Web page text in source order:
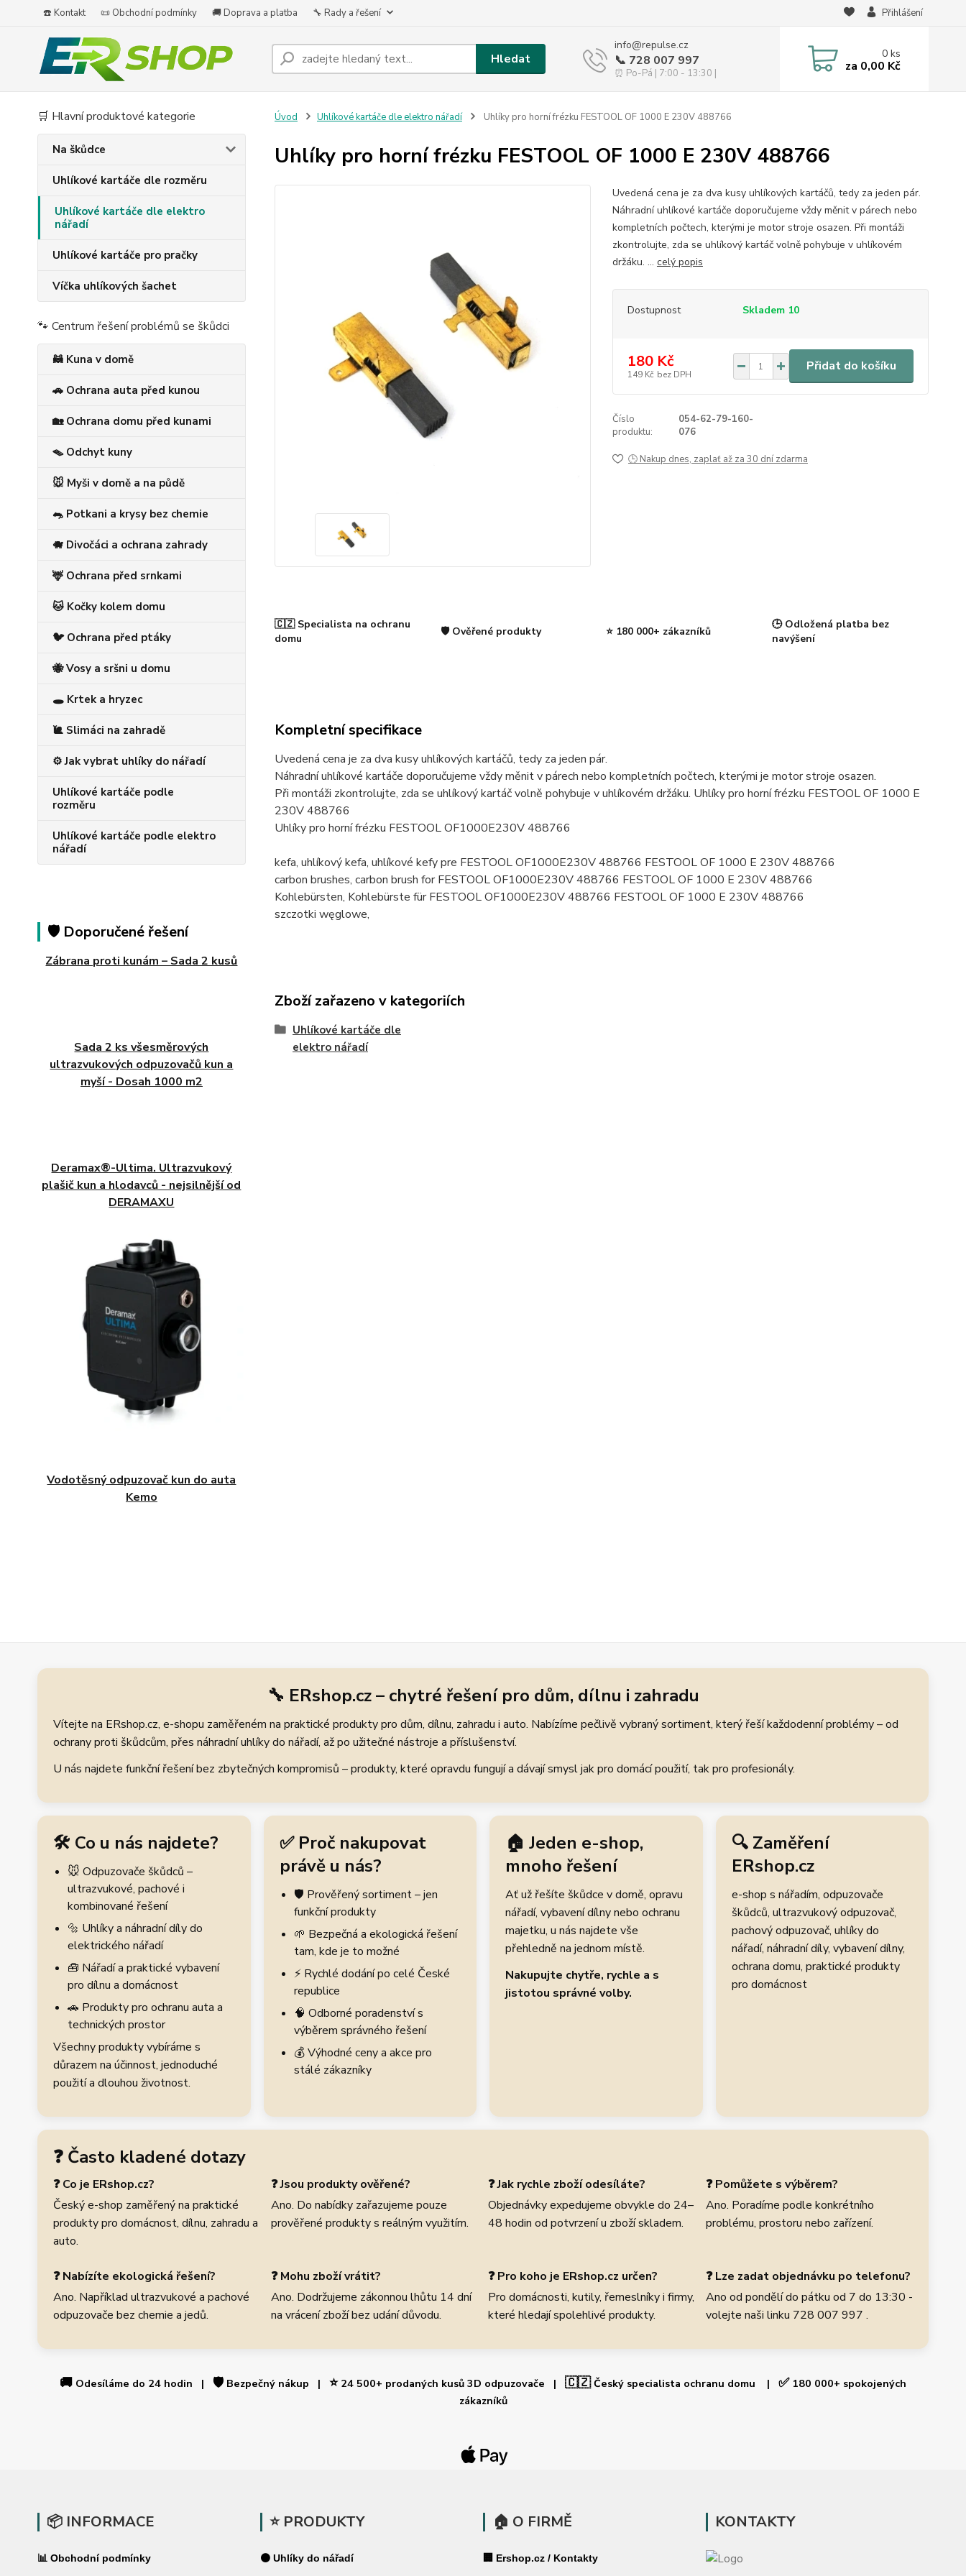
☎️ Kontakt 📜 Obchodní podmínky 🚚 Doprava a platba 🔧 Rady a řešení Přihlášení
Hledat
info@repulse.cz
📞 728 007 997
⏰ Po-Pá | 7:00 - 13:30 |
0ks
za 0,00 Kč
🛒 Hlavní produktové kategorie
Na škůdce
Uhlíkové kartáče dle rozměru
Uhlíkové kartáče dle elektro
nářadí
Uhlíkové kartáče pro pračky
Víčka uhlíkových šachet
🐾 Centrum řešení problémů se škůdci
🦝 Kuna v domě
🚗 Ochrana auta před kunou
🏡 Ochrana domu před kunami
🪤 Odchyt kuny
🐭 Myši v domě a na půdě
🐀 Potkani a krysy bez chemie
🐗 Divočáci a ochrana zahrady
🦌 Ochrana před srnkami
🐱 Kočky kolem domu
🐦 Ochrana před ptáky
🐝 Vosy a sršni u domu
🕳️ Krtek a hryzec
🐌 Slimáci na zahradě
⚙️ Jak vybrat uhlíky do nářadí
Uhlíkové kartáče podle
rozměru
Uhlíkové kartáče podle elektro
nářadí
🛡️ Doporučené řešení
Zábrana proti kunám – Sada 2 kusů
Sada 2 ks všesměrových
ultrazvukových odpuzovačů kun a
myší - Dosah 1000 m2
Deramax®-Ultima. Ultrazvukový
plašič kun a hlodavců - nejsilnější od
DERAMAXU
Vodotěsný odpuzovač kun do auta
Kemo
Úvod Uhlíkové kartáče dle elektro nářadí Uhlíky pro horní frézku FESTOOL OF 1000 E 230V 488766
Uhlíky pro horní frézku FESTOOL OF 1000 E 230V 488766
Uvedená cena je za dva kusy uhlíkových kartáčů, tedy za jeden pár.
Náhradní uhlíkové kartáče doporučujeme vždy měnit v párech nebo
kompletních počtech, kterými je motor stroje osazen. Při montáži
zkontrolujte, zda se uhlíkový kartáč volně pohybuje v uhlíkovém
držáku. ... celý popis
Dostupnost Skladem 10
180 Kč
149 Kč bez DPH
Přidat do košíku
Číslo
produktu:
054-62-79-160-
076
🕒 Nakup dnes, zaplať až za 30 dní zdarma
🇨🇿 Specialista na ochranu
domu
🛡️ Ověřené produkty ⭐ 180 000+ zákazníků
🕒 Odložená platba bez
navýšení
Kompletní specifikace
Uvedená cena je za dva kusy uhlíkových kartáčů, tedy za jeden pár.
Náhradní uhlíkové kartáče doporučujeme vždy měnit v párech nebo kompletních počtech, kterými je motor stroje osazen.
Při montáži zkontrolujte, zda se uhlíkový kartáč volně pohybuje v uhlíkovém držáku. Uhlíky pro horní frézku FESTOOL OF 1000 E
230V 488766
Uhlíky pro horní frézku FESTOOL OF1000E230V 488766
kefa, uhlíkový kefa, uhlíkové kefy pre FESTOOL OF1000E230V 488766 FESTOOL OF 1000 E 230V 488766
carbon brushes, carbon brush for FESTOOL OF1000E230V 488766 FESTOOL OF 1000 E 230V 488766
Kohlebürsten, Kohlebürste für FESTOOL OF1000E230V 488766 FESTOOL OF 1000 E 230V 488766
szczotki węglowe,
Zboží zařazeno v kategoriích
Uhlíkové kartáče dle
elektro nářadí
🔧 ERshop.cz – chytré řešení pro dům, dílnu i zahradu
Vítejte na ERshop.cz, e-shopu zaměřeném na praktické produkty pro dům, dílnu, zahradu i auto. Nabízíme pečlivě vybraný sortiment, který řeší každodenní problémy – od
ochrany proti škůdcům, přes náhradní uhlíky do nářadí, až po užitečné nástroje a příslušenství.
U nás najdete funkční řešení bez zbytečných kompromisů – produkty, které opravdu fungují a dávají smysl jak pro domácí použití, tak pro profesionály.
🛠️ Co u nás najdete?
🐭 Odpuzovače škůdců –
ultrazvukové, pachové i
kombinované řešení
🔩 Uhlíky a náhradní díly do
elektrického nářadí
🧰 Nářadí a praktické vybavení
pro dílnu a domácnost
🚗 Produkty pro ochranu auta a
technických prostor
Všechny produkty vybíráme s
důrazem na účinnost, jednoduché
použití a dlouhou životnost.
✅ Proč nakupovat
právě u nás?
🛡️ Prověřený sortiment – jen
funkční produkty
🌱 Bezpečná a ekologická řešení
tam, kde je to možné
⚡ Rychlé dodání po celé České
republice
🧠 Odborné poradenství s
výběrem správného řešení
💰 Výhodné ceny a akce pro
stálé zákazníky
🏠 Jeden e-shop,
mnoho řešení
Ať už řešíte škůdce v domě, opravu
nářadí, vybavení dílny nebo ochranu
majetku, u nás najdete vše
přehledně na jednom místě.
Nakupujte chytře, rychle a s
jistotou správné volby.
🔍 Zaměření
ERshop.cz
e-shop s nářadím, odpuzovače
škůdců, ultrazvukový odpuzovač,
pachový odpuzovač, uhlíky do
nářadí, náhradní díly, vybavení dílny,
ochrana domu, praktické produkty
pro domácnost
❓ Často kladené dotazy
❓ Co je ERshop.cz?
Český e-shop zaměřený na praktické
produkty pro domácnost, dílnu, zahradu a
auto.
❓ Jsou produkty ověřené?
Ano. Do nabídky zařazujeme pouze
prověřené produkty s reálným využitím.
❓ Jak rychle zboží odesíláte?
Objednávky expedujeme obvykle do 24–
48 hodin od potvrzení u zboží skladem.
❓ Pomůžete s výběrem?
Ano. Poradíme podle konkrétního
problému, prostoru nebo zařízení.
❓ Nabízíte ekologická řešení?
Ano. Například ultrazvukové a pachové
odpuzovače bez chemie a jedů.
❓ Mohu zboží vrátit?
Ano. Dodržujeme zákonnou lhůtu 14 dní
na vrácení zboží bez udání důvodu.
❓ Pro koho je ERshop.cz určen?
Pro domácnosti, kutily, řemeslníky i firmy,
které hledají spolehlivé produkty.
❓ Lze zadat objednávku po telefonu?
Ano od pondělí do pátku od 7 do 13:30 -
volejte naši linku 728 007 997 .
🚚 Odesíláme do 24 hodin | 🛡️ Bezpečný nákup | ⭐24 500+ prodaných kusů 3D odpuzovače | 🇨🇿Český specialista ochranu domu | ✅180 000+ spokojených
zákazníků
📦 INFORMACE
📊 Obchodní podmínky
⭐ PRODUKTY
⚫ Uhlíky do nářadí
🏠 O FIRMĚ
🏢 Ershop.cz / Kontakty
KONTAKTY